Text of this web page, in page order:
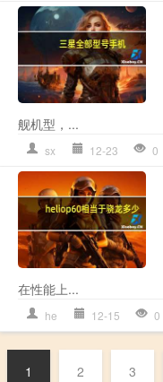
舰机型，...
sx 12-23 0
在性能上...
he 12-15 0
1 2 3